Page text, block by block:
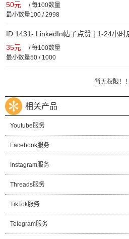
50元 /每100数量
最小数量100 / 2998
ID:1431- LinkedIn帖子点赞 | 1-24小时
35元 /每100数量
最小数量50 / 1000
暂无权限！！
相关产品
Youtube服务
Facebook服务
Instagram服务
Threads服务
TikTok服务
Telegram服务